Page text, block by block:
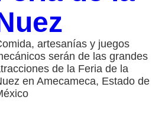
artesanías y juegos
serán de las grandes
de la Feria de la
en Amecameca, Estado de